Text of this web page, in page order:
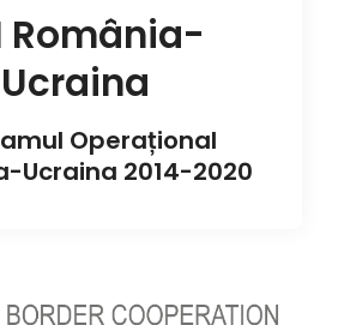
România-
Ucraina
Operațional
Ucraina 2014-2020